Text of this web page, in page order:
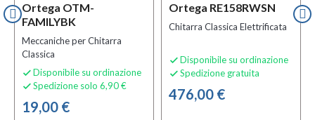
Ortega OTM-
FAMILYBK
Meccaniche per Chitarra
Classica
 Disponibile su ordinazione
 Spedizione solo 6,90 €
19,00 €
Ortega RE158RWSN
Chitarra Classica Elettrificata
 Disponibile su ordinazione
 Spedizione gratuita
476,00 €